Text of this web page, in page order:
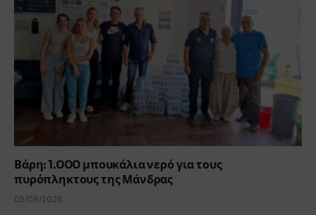
Βάρη: 1.000 μπουκάλια νερό για τους
πυρόπληκτους της Μάνδρας
05/08/2026